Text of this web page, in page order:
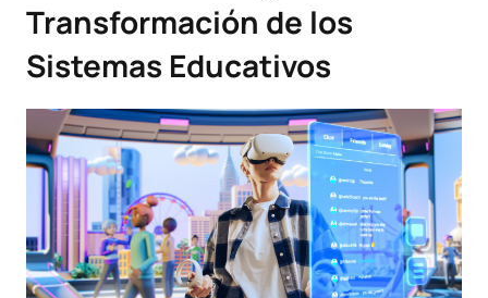
Transformación de los
Sistemas Educativos